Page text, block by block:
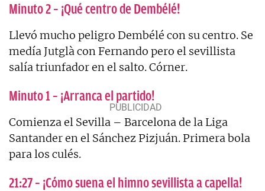
Minuto 2 – ¡Qué centro de Dembélé!
Llevó mucho peligro Dembélé con su centro. Se
medía Jutglà con Fernando pero el sevillista
salía triunfador en el salto. Córner.
Minuto 1 – ¡Arranca el partido!
Comienza el Sevilla – Barcelona de la Liga
Santander en el Sánchez Pizjuán. Primera bola
para los culés.
21:27 – ¡Cómo suena el himno sevillista a capella!